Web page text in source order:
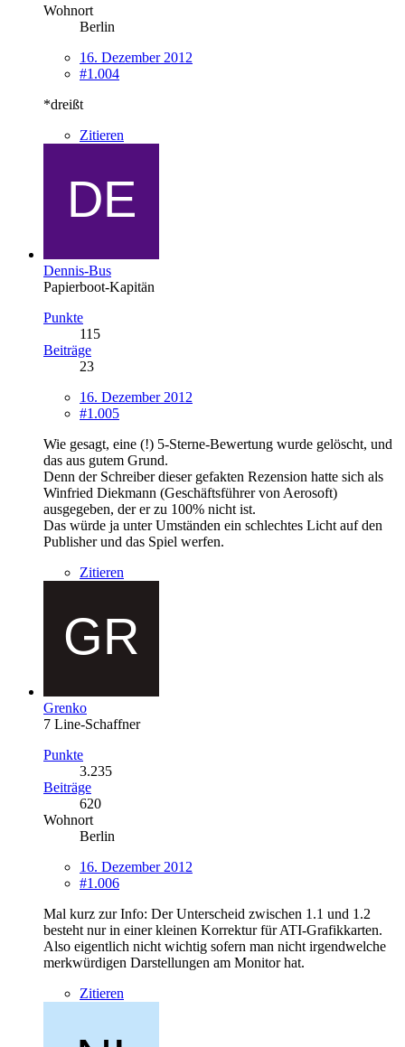
Wohnort
Berlin
16. Dezember 2012
#1.004
*dreißt
Zitieren
Dennis-Bus
Papierboot-Kapitän
Punkte
115
Beiträge
23
16. Dezember 2012
#1.005
Wie gesagt, eine (!) 5-Sterne-Bewertung wurde gelöscht, und
das aus gutem Grund.
Denn der Schreiber dieser gefakten Rezension hatte sich als
Winfried Diekmann (Geschäftsführer von Aerosoft)
ausgegeben, der er zu 100% nicht ist.
Das würde ja unter Umständen ein schlechtes Licht auf den
Publisher und das Spiel werfen.
Zitieren
Grenko
7 Line-Schaffner
Punkte
3.235
Beiträge
620
Wohnort
Berlin
16. Dezember 2012
#1.006
Mal kurz zur Info: Der Unterscheid zwischen 1.1 und 1.2
besteht nur in einer kleinen Korrektur für ATI-Grafikkarten.
Also eigentlich nicht wichtig sofern man nicht irgendwelche
merkwürdigen Darstellungen am Monitor hat.
Zitieren